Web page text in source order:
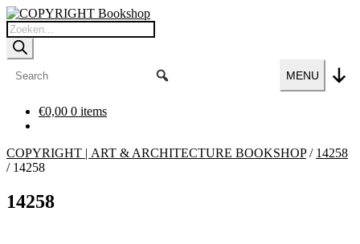
Ga
door
naar
navigatie
Ga
naar
de
inhoud
Producten
zoeken
MENU
€0,00 0 items
COPYRIGHT | ART & ARCHITECTURE BOOKSHOP/ 14258
/ 14258
14258